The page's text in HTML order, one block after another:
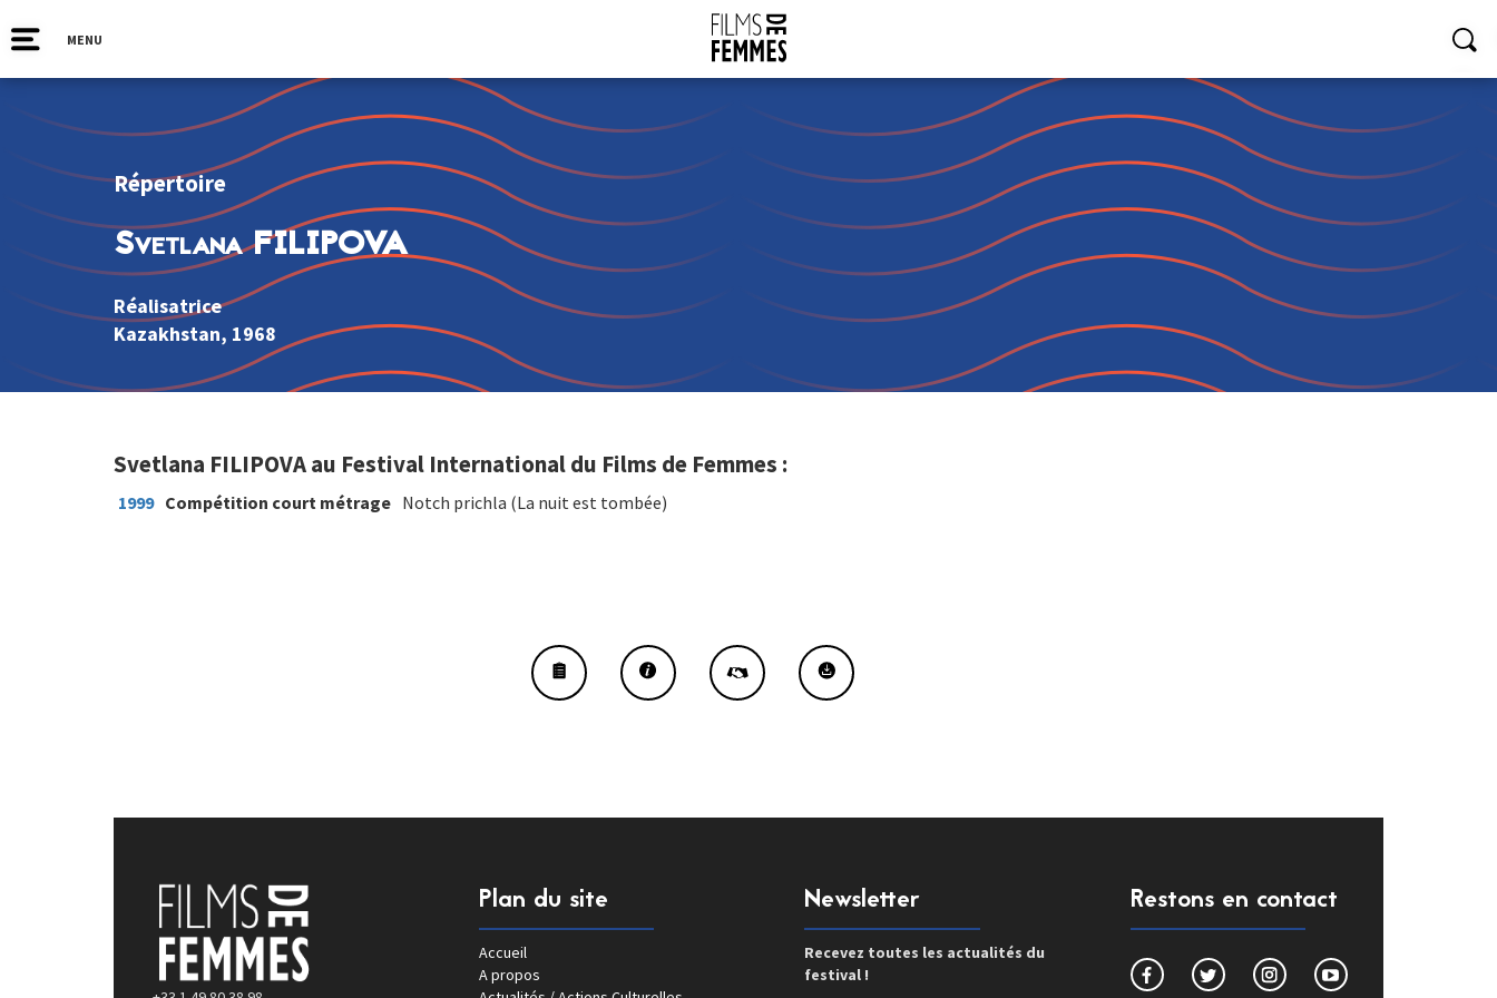
MENU
Répertoire
Svetlana FILIPOVA
Réalisatrice
Kazakhstan, 1968
Svetlana FILIPOVA au Festival International du Films de Femmes :
1999 Compétition court métrage Notch prichla (La nuit est tombée)
Plan du site
Accueil
A propos
Newsletter
Recevez toutes les actualités du
festival !
Restons en contact